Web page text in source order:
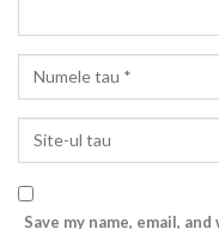
Save my name, email,